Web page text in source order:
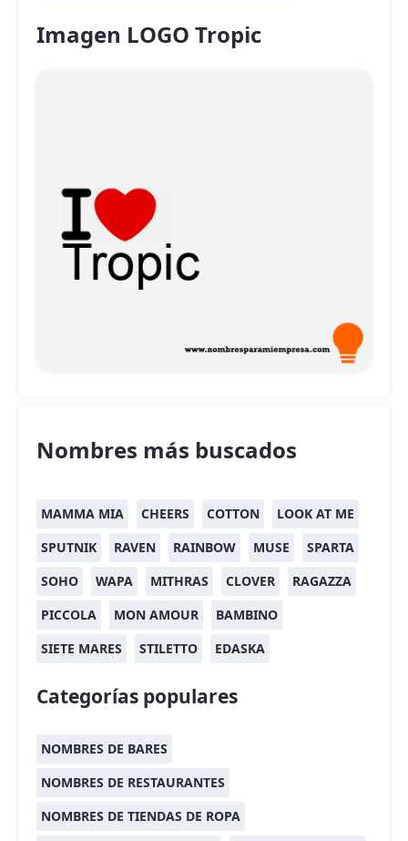
Imagen LOGO Tropic
Nombres más buscados
MAMMA MIA CHEERS COTTON
LOOK AT ME
SPUTNIK
RAVEN RAINBOW MUSE
SPARTA
SOHO
WAPA MITHRAS CLOVER
RAGAZZA
PICCOLA
MON AMOUR
BAMBINO
SIETE MARES
STILETTO EDASKA
Categorías populares
NOMBRES DE BARES
NOMBRES DE RESTAURANTES
NOMBRES DE TIENDAS DE ROPA